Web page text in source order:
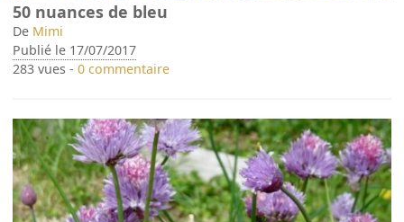
50 nuances de bleu
De Mimi
Publié le 17/07/2017
283 vues -0 commentaire